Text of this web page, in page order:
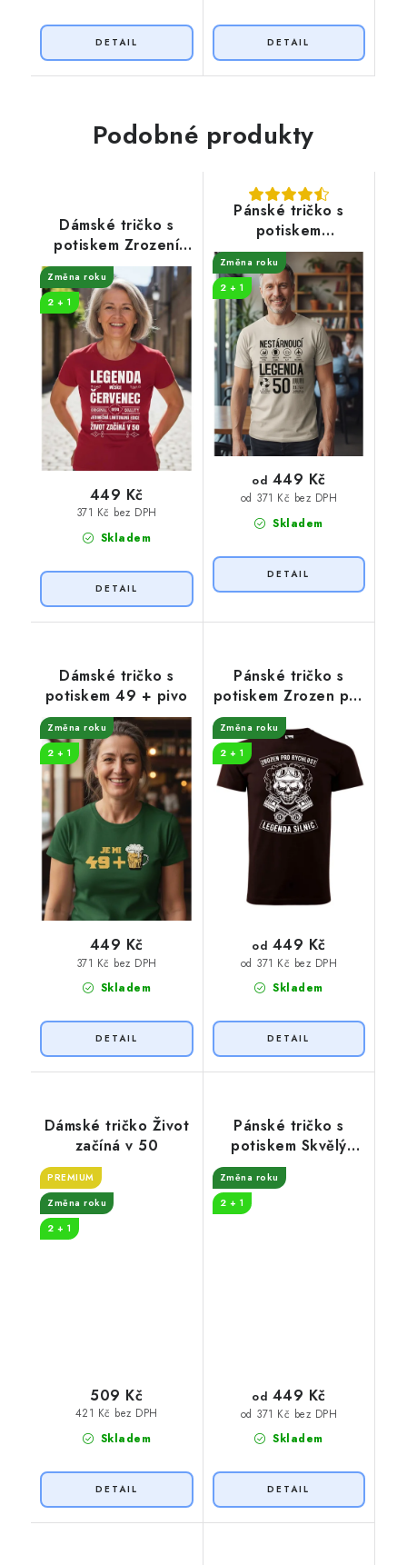
Podobné produkty
Dámské tričko s
potiskem Zrození
legendy měsíce
Změna roku
2 + 1
Skladem
371 Kč bez DPH
449 Kč
Pánské tričko s
potiskem
Nestárnoucí legenda
50 let
Změna roku
2 + 1
Skladem
od 371 Kč bez DPH
od 449 Kč
Dámské tričko s
potiskem 49 + pivo
Změna roku
2 + 1
Skladem
371 Kč bez DPH
449 Kč
Pánské tričko s
potiskem Zrozen pro
rychlost
Změna roku
2 + 1
Skladem
od 371 Kč bez DPH
od 449 Kč
Dámské tričko Život
začíná v 50
PREMIUM
Změna roku
2 + 1
Skladem
421 Kč bez DPH
509 Kč
Pánské tričko s
potiskem Skvělý
ročník 1974
Změna roku
2 + 1
Skladem
od 371 Kč bez DPH
od 449 Kč